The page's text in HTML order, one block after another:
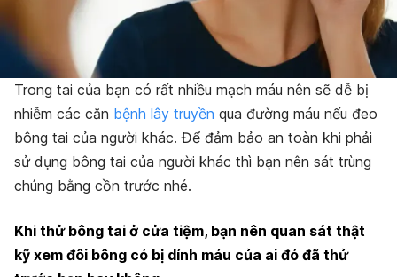
Trong tai của bạn có rất nhiều mạch máu nên sẽ dễ bị
nhiễm các căn bệnh lây truyền qua đường máu nếu đeo
bông tai của người khác. Để đảm bảo an toàn khi phải
sử dụng bông tai của người khác thì bạn nên sát trùng
chúng bằng cồn trước nhé.
Khi thử bông tai ở cửa tiệm, bạn nên quan sát thật
kỹ xem đôi bông có bị dính máu của ai đó đã thử